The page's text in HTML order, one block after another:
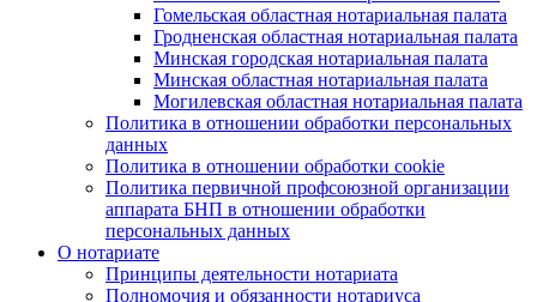
Гомельская областная нотариальная палата
Гродненская областная нотариальная палата
Минская городская нотариальная палата
Минская областная нотариальная палата
Могилевская областная нотариальная палата
Политика в отношении обработки персональных
данных
Политика в отношении обработки cookie
Политика первичной профсоюзной организации
аппарата БНП в отношении обработки
персональных данных
О нотариате
Принципы деятельности нотариата
Полномочия и обязанности нотариуса